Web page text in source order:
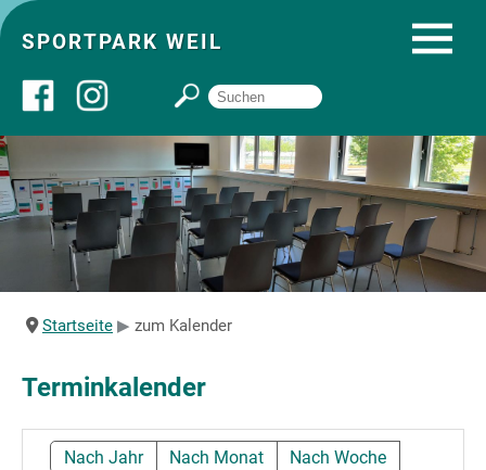
SPORTPARK WEIL
Über uns
Startseite
Angebote
Sportpark
Startseite zum Kalender
Terminkalender
Nach Jahr Nach Monat
Nach Woche